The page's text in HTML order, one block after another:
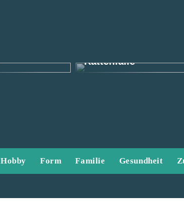
Rattenfalle
Hobby Form Familie Gesundheit